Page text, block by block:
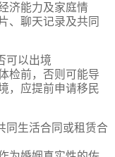
济能力及家庭情
、聊天记录及共同
可以出境
检前，否则可能导
，应提前申请移民
同生活合同或租赁合